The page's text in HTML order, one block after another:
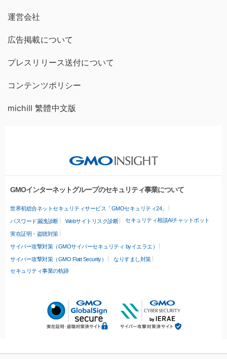
運営会社
広告掲載について
プレスリリース送付について
コンテンツポリシー
michill 繁體中文版
GMOインターネットグループのセキュリティ事業について
世界初総合ネットセキュリティサービス「GMOセキュリティ24」
パスワード漏洩診断 Webサイトリスク診断 セキュリティ相談AIチャットボット
実在証明・盗聴対策
サイバー攻撃対策（GMOサイバーセキュリティ byイエラエ）
サイバー攻撃対策（GMO Flatt Security）
なりすまし対策
セキュリティ事業の軌跡